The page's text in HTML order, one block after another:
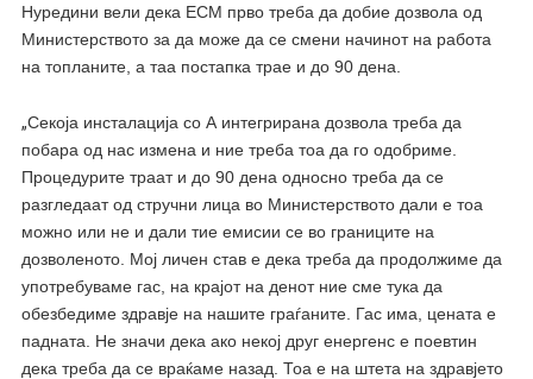
Нуредини вели дека ЕСМ прво треба да добие дозвола од
Министерството за да може да се смени начинот на работа
на топланите, а таа постапка трае и до 90 дена.
„Секоја инсталација со А интегрирана дозвола треба да
побара од нас измена и ние треба тоа да го одобриме.
Процедурите траат и до 90 дена односно треба да се
разгледаат од стручни лица во Министерството дали е тоа
можно или не и дали тие емисии се во границите на
дозволеното. Мој личен став е дека треба да продолжиме да
употребуваме гас, на крајот на денот ние сме тука да
обезбедиме здравје на нашите граѓаните. Гас има, цената е
падната. Не значи дека ако некој друг енергенс е поевтин
дека треба да се враќаме назад. Тоа е на штета на здравјето